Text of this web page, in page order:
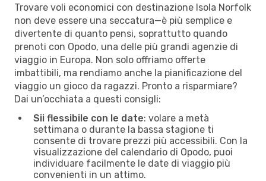
Trovare voli economici con destinazione Isola Norfolk
non deve essere una seccatura—è più semplice e
divertente di quanto pensi, soprattutto quando
prenoti con Opodo, una delle più grandi agenzie di
viaggio in Europa. Non solo offriamo offerte
imbattibili, ma rendiamo anche la pianificazione del
viaggio un gioco da ragazzi. Pronto a risparmiare?
Dai un’occhiata a questi consigli:
Sii flessibile con le date: volare a metà
settimana o durante la bassa stagione ti
consente di trovare prezzi più accessibili. Con la
visualizzazione del calendario di Opodo, puoi
individuare facilmente le date di viaggio più
convenienti in un attimo.